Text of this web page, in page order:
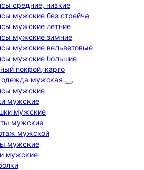
средние, низкие
мужские без стрейча
мужские летние
мужские зимние
мужские вельветовые
мужские большие
покрой, карго
одежда мужская
мужские
мужские
мужские
мужские
мужской
мужские
мужские